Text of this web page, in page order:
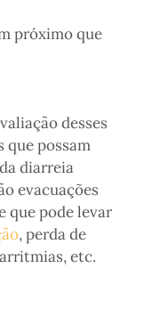
próximo que
desses
que possam
diarreia
evacuações
que pode levar
, perda de
etc.